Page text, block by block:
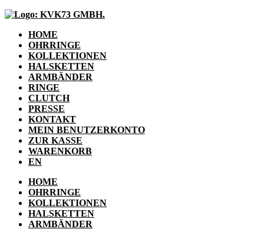
HOME
OHRRINGE
KOLLEKTIONEN
HALSKETTEN
ARMBÄNDER
RINGE
CLUTCH
PRESSE
KONTAKT
MEIN BENUTZERKONTO
ZUR KASSE
WARENKORB
EN
HOME
OHRRINGE
KOLLEKTIONEN
HALSKETTEN
ARMBÄNDER